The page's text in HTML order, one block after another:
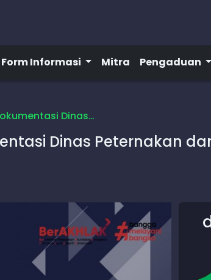
Form Informasi Mitra Pengaduan
Dinas…
Dinas Peternakan